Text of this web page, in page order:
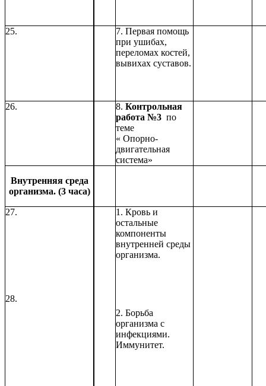
25.
7. Первая помощь
при ушибах,
переломах костей,
вывихах суставов.
26. 8. Контрольная
работа №3 по
теме
« Опорно-
двигательная
система»
Внутренняя среда
организма. (3 часа)
27.
28.
1. Кровь и
остальные
компоненты
внутренней среды
организма.
2. Борьба
организма с
инфекциями.
Иммунитет.